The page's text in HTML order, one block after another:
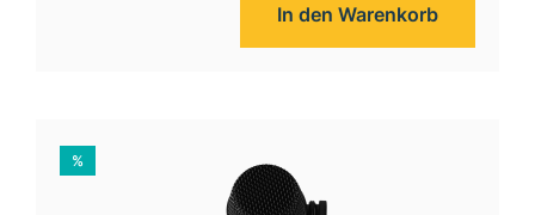
In den Warenkorb
%